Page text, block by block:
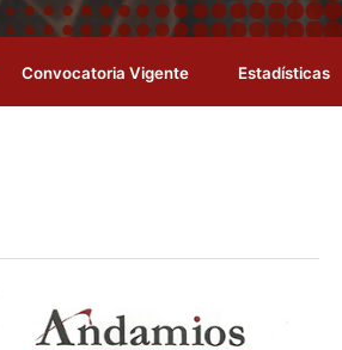
Convocatoria Vigente Estadísticas